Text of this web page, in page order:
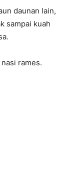
daunan lain,
sampai kuah
rames.